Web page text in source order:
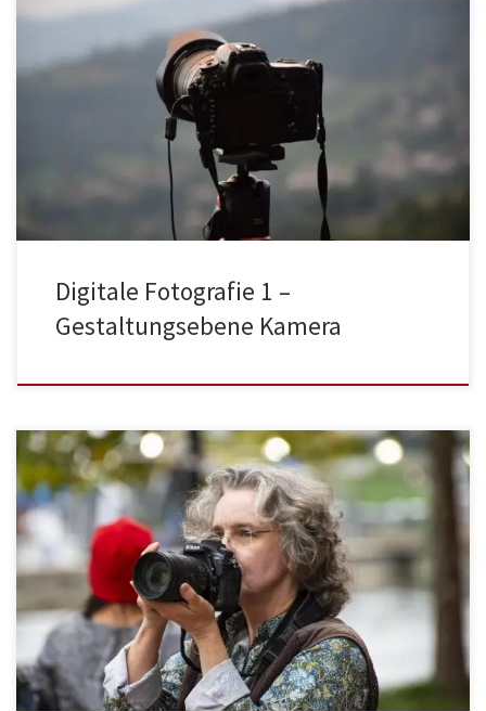
Digitale Fotografie 1 –
Gestaltungsebene Kamera